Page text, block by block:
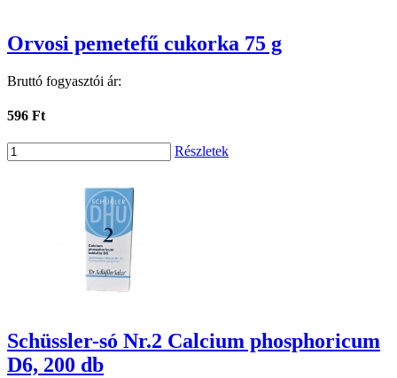
Orvosi pemetefű cukorka 75 g
Bruttó fogyasztói ár:
596 Ft
Részletek
Schüssler-só Nr.2 Calcium phosphoricum
D6, 200 db